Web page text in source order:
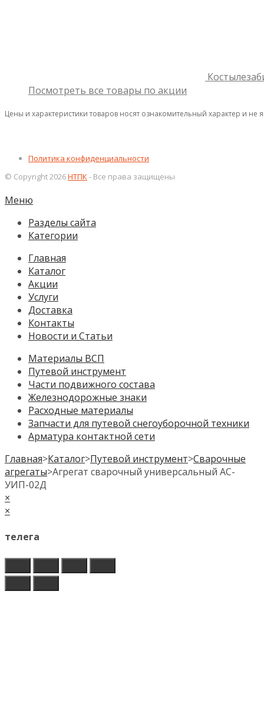
Посмотреть все товары по акции
Цены и характеристики товаров носят ознакомительный характер и не
Политика конфиденциальности
© Copyright 2026НТПК- Все права защищены
Меню
Разделы сайта
Категории
Главная
Каталог
Акции
Услуги
Доставка
Контакты
Новости и Статьи
Материалы ВСП
Путевой инструмент
Части подвижного состава
Железнодорожные знаки
Расходные материалы
Запчасти для путевой снегоуборочной техники
Арматура контактной сети
Главная>Каталог>Путевой инструмент>Сварочные
агрегаты>Агрегат сварочный универсальный АС-
УИП-02Д
×
×
телега